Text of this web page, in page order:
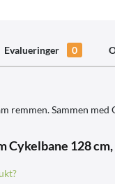
Evalueringer 0
remmen. Sammen
Cykelbane 128